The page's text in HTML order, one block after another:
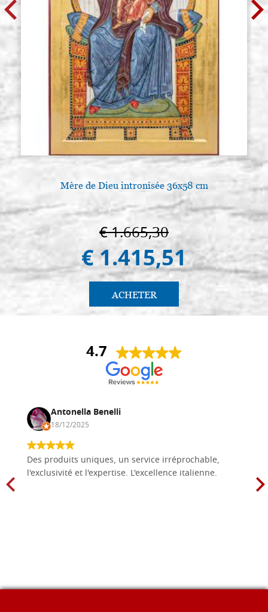
Mère de Dieu intronisée 36x58 cm
€ 1.665,30
€ 1.415,51
ACHETER
4.7
Antonella Benelli
18/12/2025
Des produits uniques, un service irréprochable,
l'exclusivité et l'expertise. L'excellence italienne.